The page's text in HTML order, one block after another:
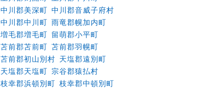
中川郡美深町 中川郡音威子府村
中川郡中川町 雨竜郡幌加内町
増毛郡増毛町 留萌郡小平町
苫前郡苫前町 苫前郡羽幌町
苫前郡初山別村 天塩郡遠別町
天塩郡天塩町 宗谷郡猿払村
枝幸郡浜頓別町 枝幸郡中頓別町